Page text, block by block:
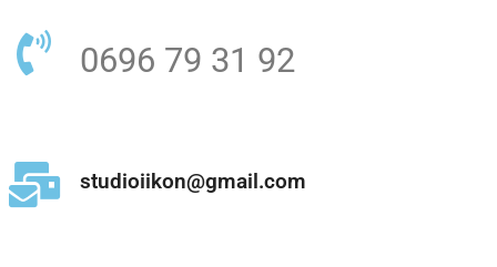
0696 79 31 92
studioiikon@gmail.com